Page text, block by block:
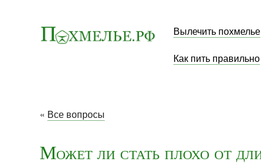
Вылечить похмелье
Как пить правильно
« Все вопросы
Может ли стать плохо от